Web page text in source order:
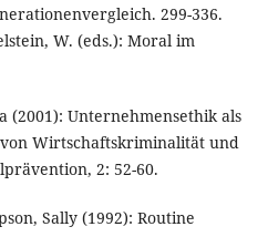
299-336.
W. (eds.): Moral im
(2001): Unternehmensethik als
Wirtschaftskriminalität und
2: 52-60.
Sally (1992): Routine